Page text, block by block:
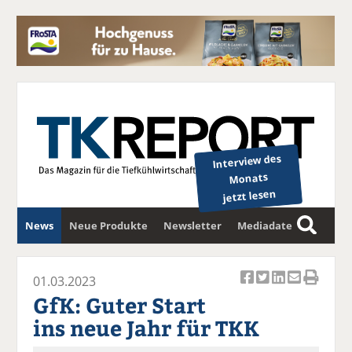
Interview des
Monats
jetzt lesen
News Neue Produkte Newsletter Mediadaten
S
u
c
k k
01.03.2023
GfK: Guter Start
ins neue Jahr für TKK